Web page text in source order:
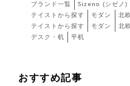
ブランド一覧
Sizeno (シゼノ)
テイストから探す
モダン
北
テイストから探す
モダン 北
デスク・机
平机